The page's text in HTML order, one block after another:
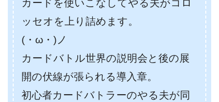
カードを使いこなしてやる夫がコロ
ッセオを上り詰めます。
(・ω・)ノ
カードバトル世界の説明会と後の展
開の伏線が張られる導入章。
初心者カードバトラーのやる夫が同